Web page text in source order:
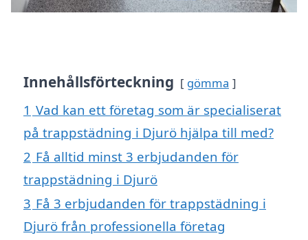
Innehållsförteckning gömma
1 Vad kan ett företag som är specialiserat
på trappstädning i Djurö hjälpa till med?
2 Få alltid minst 3 erbjudanden för
trappstädning i Djurö
3 Få 3 erbjudanden för trappstädning i
Djurö från professionella företag